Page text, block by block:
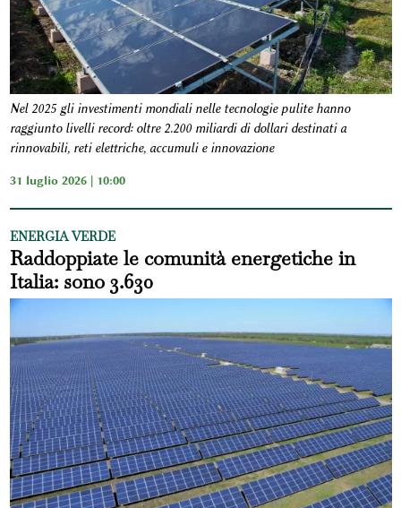
Nel 2025 gli investimenti mondiali nelle tecnologie pulite hanno
raggiunto livelli record: oltre 2.200 miliardi di dollari destinati a
rinnovabili, reti elettriche, accumuli e innovazione
31 luglio 2026 | 10:00
ENERGIA VERDE
Raddoppiate le comunità energetiche in
Italia: sono 3.630